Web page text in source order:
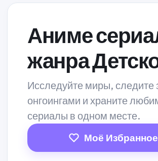
Аниме
жанра
Исследуйте миры, следите
онгоингами и храните
сериалы в одном месте.
Моё Избранное